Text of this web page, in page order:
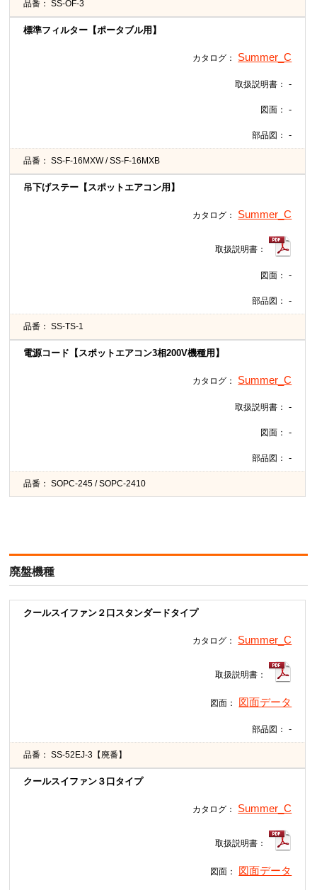
品番： SS-OF-3
標準フィルター【ポータブル用】
カタログ： Summer_C
取扱説明書： -
図面： -
部品図： -
品番： SS-F-16MXW / SS-F-16MXB
吊下げステー【スポットエアコン用】
カタログ： Summer_C
取扱説明書：
図面： -
部品図： -
品番： SS-TS-1
電源コード【スポットエアコン3相200V機種用】
カタログ： Summer_C
取扱説明書： -
図面： -
部品図： -
品番： SOPC-245 / SOPC-2410
廃盤機種
クールスイファン２口スタンダードタイプ
カタログ： Summer_C
取扱説明書：
図面： 図面データ
部品図： -
品番： SS-52EJ-3【廃番】
クールスイファン３口タイプ
カタログ： Summer_C
取扱説明書：
図面： 図面データ